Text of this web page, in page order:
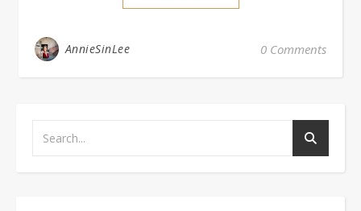
AnnieSinLee 0 Comments